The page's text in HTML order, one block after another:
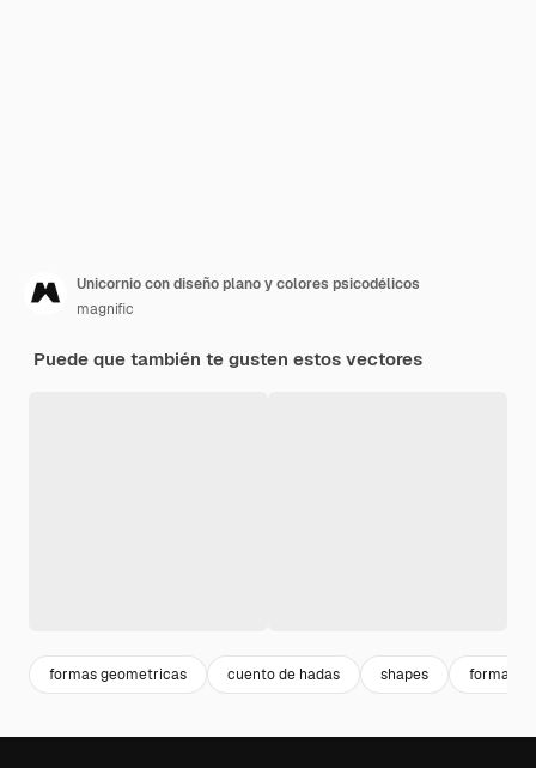
Unicornio con diseño plano y colores psicodélicos
magnific
Puede que también te gusten estos vectores
formas geometricas cuento de hadas shapes formas